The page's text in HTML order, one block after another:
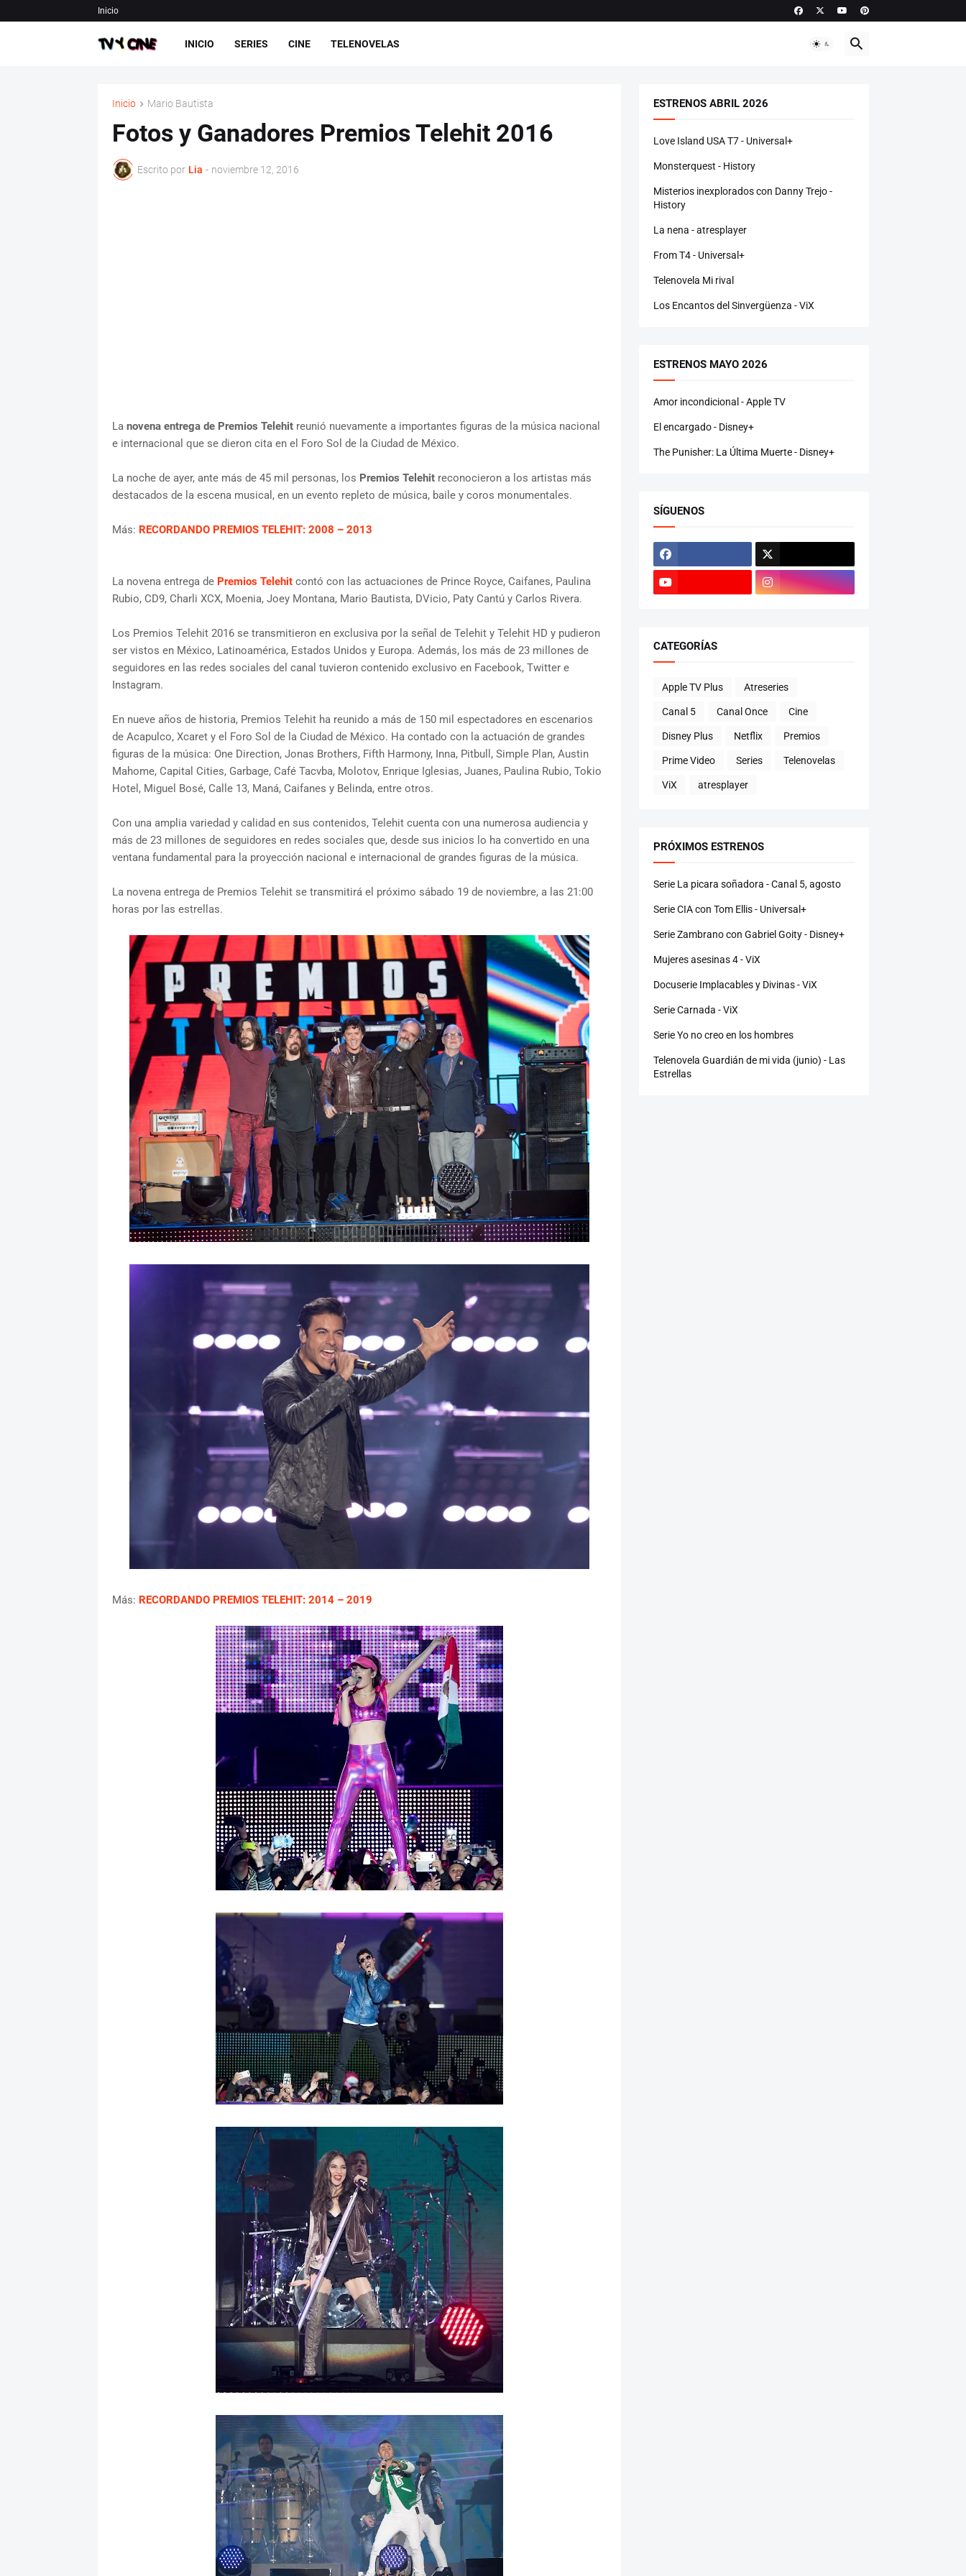
Inicio
INICIO SERIES CINE TELENOVELAS
Inicio Mario Bautista
Fotos y Ganadores Premios Telehit 2016
Escrito por Lia - noviembre 12, 2016
La novena entrega de Premios Telehitreunió nuevamente a importantes figuras de la música nacional
e internacional que se dieron cita en el Foro Sol de la Ciudad de México.
La noche de ayer, ante más de 45 mil personas, los Premios Telehitreconocieron a los artistas más
destacados de la escena musical, en un evento repleto de música, baile y coros monumentales.
Más: RECORDANDO PREMIOS TELEHIT: 2008 – 2013
La novena entrega de Premios Telehitcontó con las actuaciones de Prince Royce, Caifanes, Paulina
Rubio, CD9, Charli XCX, Moenia, Joey Montana, Mario Bautista, DVicio, Paty Cantú y Carlos Rivera.
Los Premios Telehit 2016 se transmitieron en exclusiva por la señal de Telehit y Telehit HD y pudieron
ser vistos en México, Latinoamérica, Estados Unidos y Europa. Además, los más de 23 millones de
seguidores en las redes sociales del canal tuvieron contenido exclusivo en Facebook, Twitter e
Instagram.
En nueve años de historia, Premios Telehit ha reunido a más de 150 mil espectadores en escenarios
de Acapulco, Xcaret y el Foro Sol de la Ciudad de México. Ha contado con la actuación de grandes
figuras de la música: One Direction, Jonas Brothers, Fifth Harmony, Inna, Pitbull, Simple Plan, Austin
Mahome, Capital Cities, Garbage, Café Tacvba, Molotov, Enrique Iglesias, Juanes, Paulina Rubio, Tokio
Hotel, Miguel Bosé, Calle 13, Maná, Caifanes y Belinda, entre otros.
Con una amplia variedad y calidad en sus contenidos, Telehit cuenta con una numerosa audiencia y
más de 23 millones de seguidores en redes sociales que, desde sus inicios lo ha convertido en una
ventana fundamental para la proyección nacional e internacional de grandes figuras de la música.
La novena entrega de Premios Telehit se transmitirá el próximo sábado 19 de noviembre, a las 21:00
horas por las estrellas.
Más: RECORDANDO PREMIOS TELEHIT: 2014 – 2019
ESTRENOS ABRIL 2026
Love Island USA T7 - Universal+
Monsterquest - History
Misterios inexplorados con Danny Trejo -
History
La nena - atresplayer
From T4 - Universal+
Telenovela Mi rival
Los Encantos del Sinvergüenza - ViX
ESTRENOS MAYO 2026
Amor incondicional - Apple TV
El encargado - Disney+
The Punisher: La Última Muerte - Disney+
SÍGUENOS
CATEGORÍAS
Apple TV Plus Atreseries
Canal 5 Canal Once Cine
Disney Plus Netflix Premios
Prime Video Series Telenovelas
ViX atresplayer
PRÓXIMOS ESTRENOS
Serie La picara soñadora - Canal 5, agosto
Serie CIA con Tom Ellis - Universal+
Serie Zambrano con Gabriel Goity - Disney+
Mujeres asesinas 4 - ViX
Docuserie Implacables y Divinas - ViX
Serie Carnada - ViX
Serie Yo no creo en los hombres
Telenovela Guardián de mi vida (junio) - Las
Estrellas